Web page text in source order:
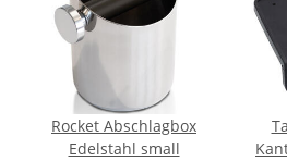
Rocket Abschlagbox
Edelstahl small